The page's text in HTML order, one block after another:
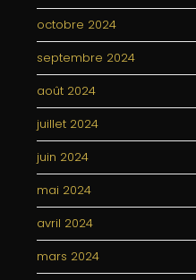
octobre 2024
septembre 2024
août 2024
juillet 2024
juin 2024
mai 2024
avril 2024
mars 2024